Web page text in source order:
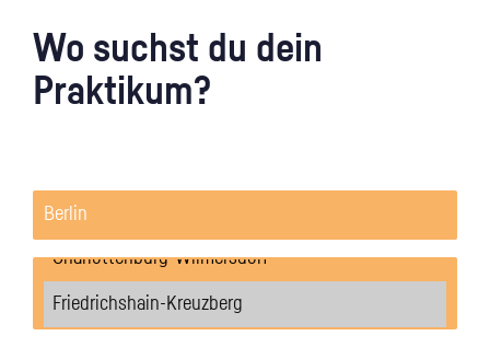
Wo suchst du dein
Praktikum?